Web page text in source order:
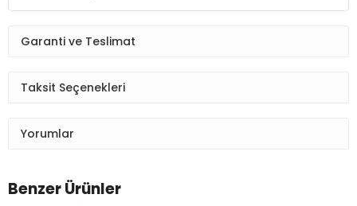
Garanti ve Teslimat
Taksit Seçenekleri
Yorumlar
Benzer Ürünler